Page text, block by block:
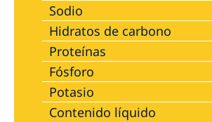
Sodio
Hidratos de carbono
Proteínas
Fósforo
Potasio
Contenido líquido